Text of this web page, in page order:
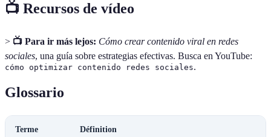
📺 Recursos de vídeo
> 📺 Para ir más lejos: Cómo crear contenido viral en redes
sociales, una guía sobre estrategias efectivas. Busca en YouTube:
cómo optimizar contenido redes sociales.
Glossario
Terme Définition